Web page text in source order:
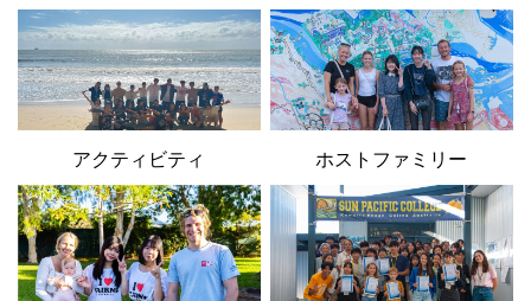
アクティビティ ホストファミリー